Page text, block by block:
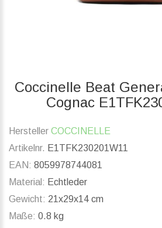
Coccinelle Beat
Cognac
Hersteller COCCINELLE
Artikelnr. E1TFK230201W11
EAN: 8059978744081
Material: Echtleder
Gewicht: 21x29x14 cm
Maße: 0.8 kg